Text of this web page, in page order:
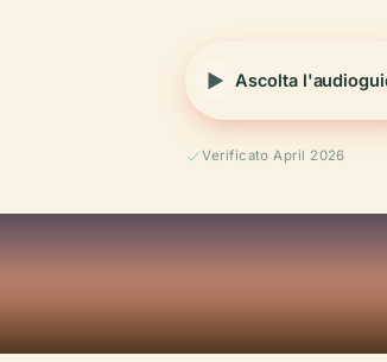
Ascolta
Verificato April 2026